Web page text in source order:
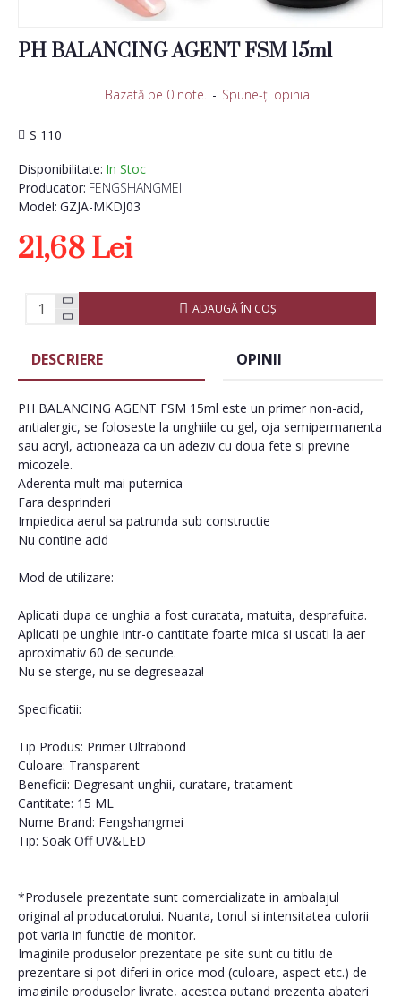
PH BALANCING AGENT FSM 15ml
Disponibilitate: In Stoc
Producator: FENGSHANGMEI
Model: GZJA-MKDJ03
S 110
Bazată pe 0 note. - Spune-ţi opinia
21,68 Lei
ADAUGĂ ÎN COŞ
DESCRIERE OPINII
PH BALANCING AGENT FSM 15ml este un primer non-acid,
antialergic, se foloseste la unghiile cu gel, oja semipermanenta
sau acryl, actioneaza ca un adeziv cu doua fete si previne
micozele.
Aderenta mult mai puternica
Fara desprinderi
Impiedica aerul sa patrunda sub constructie
Nu contine acid
Mod de utilizare:
Aplicati dupa ce unghia a fost curatata, matuita, desprafuita.
Aplicati pe unghie intr-o cantitate foarte mica si uscati la aer
aproximativ 60 de secunde.
Nu se sterge, nu se degreseaza!
Specificatii:
Tip Produs: Primer Ultrabond
Culoare: Transparent
Beneficii: Degresant unghii, curatare, tratament
Cantitate: 15 ML
Nume Brand: Fengshangmei
Tip: Soak Off UV&LED
*Produsele prezentate sunt comercializate in ambalajul
original al producatorului. Nuanta, tonul si intensitatea culorii
pot varia in functie de monitor.
Imaginile produselor prezentate pe site sunt cu titlu de
prezentare si pot diferi in orice mod (culoare, aspect etc.) de
imaginile produselor livrate, acestea putand prezenta abateri